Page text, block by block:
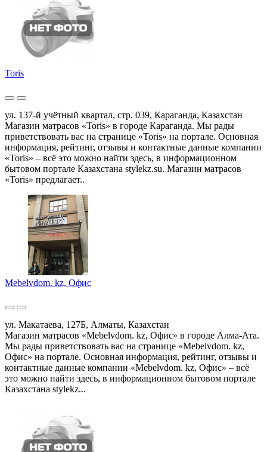
Toris
ул. 137-й учётный квартал, стр. 039, Караганда, Казахстан
Магазин матрасов «Toris» в городе Караганда. Мы рады
приветствовать вас на странице «Toris» на портале. Основная
информация, рейтинг, отзывы и контактные данные компании
«Toris» – всё это можно найти здесь, в информационном
бытовом портале Казахстана stylekz.su. Магазин матрасов
«Toris» предлагает..
Mebelvdom. kz, Офис
ул. Макатаева, 127Б, Алматы, Казахстан
Магазин матрасов «Mebelvdom. kz, Офис» в городе Алма-Ата.
Мы рады приветствовать вас на странице «Mebelvdom. kz,
Офис» на портале. Основная информация, рейтинг, отзывы и
контактные данные компании «Mebelvdom. kz, Офис» – всё
это можно найти здесь, в информационном бытовом портале
Казахстана stylekz...